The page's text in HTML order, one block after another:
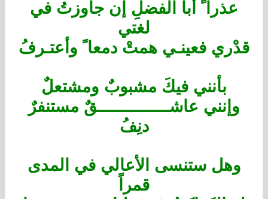
عذرا ً أبا الفضلِ إن جاوزتُ في
لغتي
قدْري فعينـي همتْ دمعا ً وأعتـرفُ
بأنني فيكَ مشبوبٌ ومشتعلٌ
وإنني عاشـــــــــــــــقٌ مستنفرٌ
دنِفُ
وهل ستنسى الأعالي في المدى
قمراً